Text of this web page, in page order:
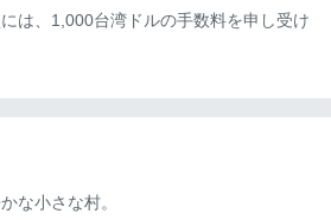
は、1,000台湾ドルの手数料を申し受け
な小さな村。